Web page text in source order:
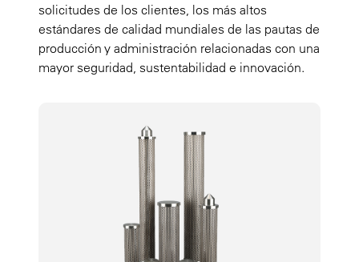
solicitudes de los clientes, los más altos
estándares de calidad mundiales de las pautas de
producción y administración relacionadas con una
mayor seguridad, sustentabilidad e innovación.